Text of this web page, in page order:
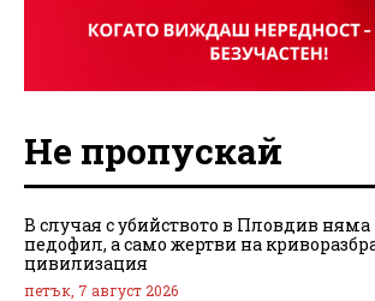
Не пропускай
В случая с убийството в Пловдив няма
педофил, а само жертви на
цивилизация
петък, 7 август 2026